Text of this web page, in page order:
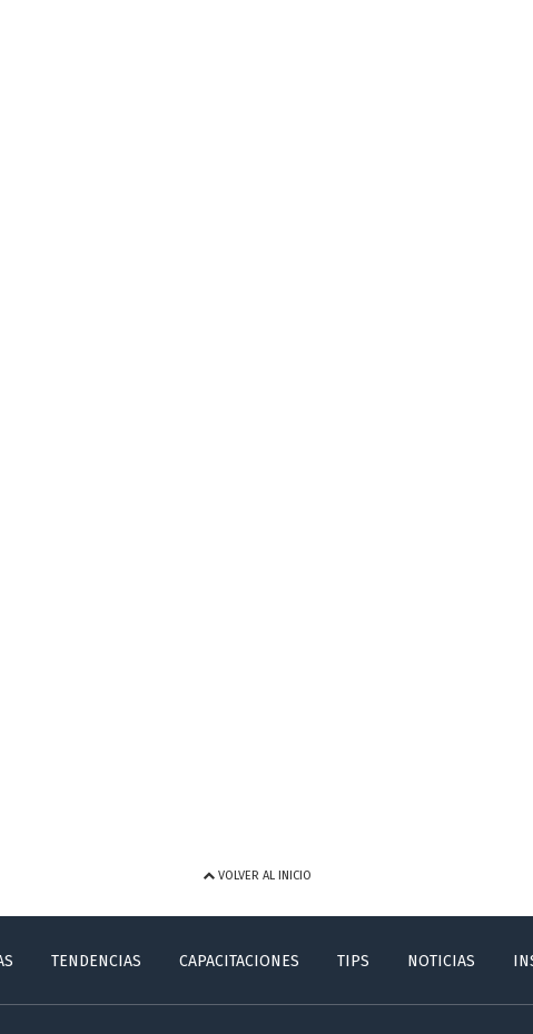
VOLVER AL INICIO
TENDENCIAS CAPACITACIONES TIPS NOTICIAS